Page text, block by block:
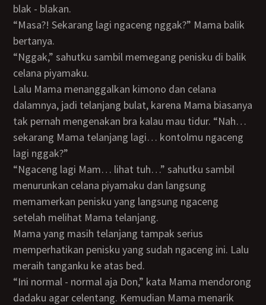
blak - blakan.
“Masa?! Sekarang lagi ngaceng nggak?” Mama balik
bertanya.
“Nggak,” sahutku sambil memegang penisku di balik
celana piyamaku.
Lalu Mama menanggalkan kimono dan celana
dalamnya, jadi telanjang bulat, karena Mama biasanya
tak pernah mengenakan bra kalau mau tidur. “Nah…
sekarang Mama telanjang lagi… kontolmu ngaceng
lagi nggak?”
“Ngaceng lagi Mam… lihat tuh…” sahutku sambil
menurunkan celana piyamaku dan langsung
memamerkan penisku yang langsung ngaceng
setelah melihat Mama telanjang.
Mama yang masih telanjang tampak serius
memperhatikan penisku yang sudah ngaceng ini. Lalu
meraih tanganku ke atas bed.
“Ini normal - normal aja Don,” kata Mama mendorong
dadaku agar celentang. Kemudian Mama menarik